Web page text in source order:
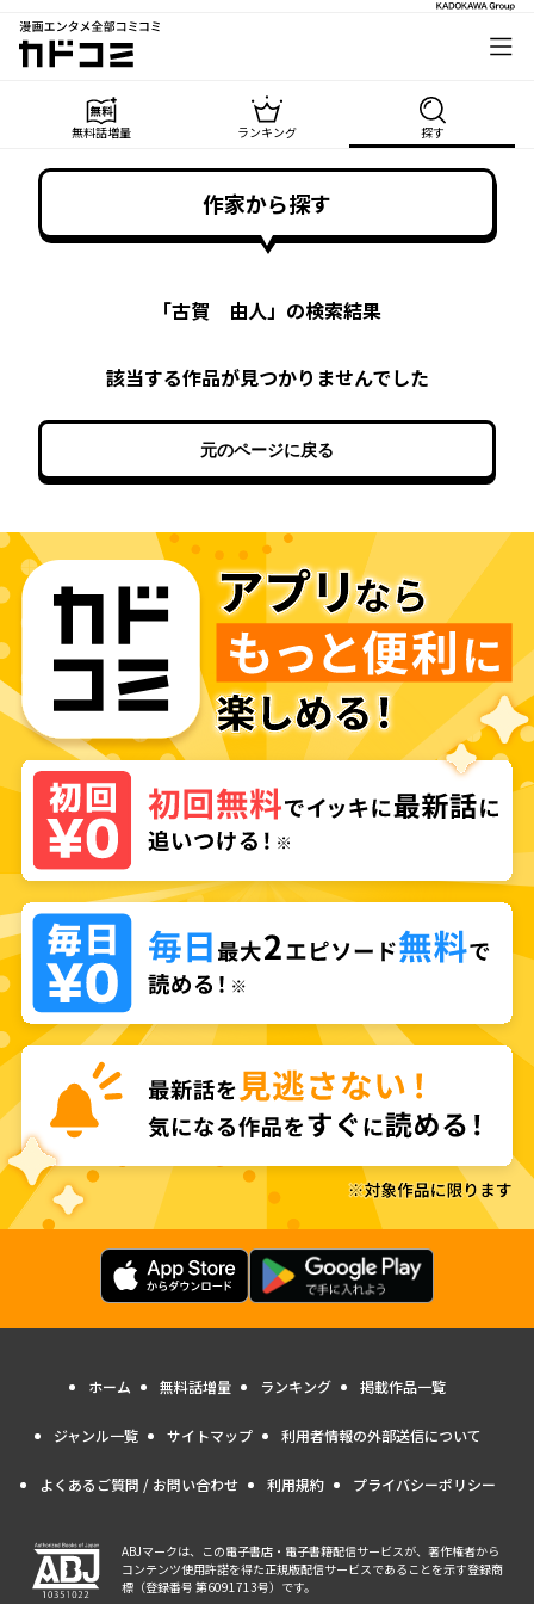
漫画エンタメ全部コミコミ
カドコミ
無料話増量 ランキング 探す
作家から探す
「古賀 由人」の検索結果
該当する作品が見つかりませんでした
元のページに戻る
ホーム 無料話増量 ランキング 掲載作品一覧
ジャンル一覧 サイトマップ 利用者情報の外部送信について
よくあるご質問 / お問い合わせ 利用規約 プライバシーポリシー
ABJマークは、この電子書店・電子書籍配信サービスが、著作権者から
コンテンツ使用許諾を得た正規版配信サービスであることを示す登録商
標（登録番号 第6091713号）です。